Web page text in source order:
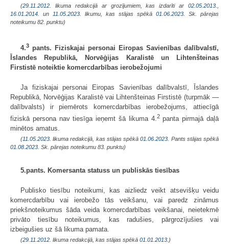
(29.11.2012. likuma redakcijā ar grozījumiem, kas izdarīti ar 02.05.2013.,
16.01.2014. un 11.05.2023. likumu, kas stājas spēkā 01.06.2023. Sk. pārejas
noteikumu 82. punktu)
4.3 pants. Fiziskajai personai Eiropas Savienības dalībvalstī,
Īslandes Republikā, Norvēģijas Karalistē un Lihtenšteinas
Firstistē noteiktie komercdarbības ierobežojumi
Ja fiziskajai personai Eiropas Savienības dalībvalstī, Īslandes
Republikā, Norvēģijas Karalistē vai Lihtenšteinas Firstistē (turpmāk —
dalībvalsts) ir piemērots komercdarbības ierobežojums, attiecīgā
fiziskā persona nav tiesīga ieņemt šā likuma 4.2panta pirmajā daļā
minētos amatus.
(11.05.2023 . likuma redakcijā, kas stājas spēkā01.06.2023. Pants stājas spēkā
01.08.2023. Sk. pārejas noteikumu 83. punktu)
5.pants. Komersanta statuss un publiskās tiesības
Publisko tiesību noteikumi, kas aizliedz veikt atsevišķu veidu
komercdarbību vai ierobežo tās veikšanu, vai paredz zināmus
priekšnoteikumus šāda veida komercdarbības veikšanai, neietekmē
privāto tiesību noteikumus, kas radušies, pārgrozījušies vai
izbeigušies uz šā likuma pamata.
(29.11.2012 . likuma redakcijā, kas stājas spēkā 01.01.2013. )